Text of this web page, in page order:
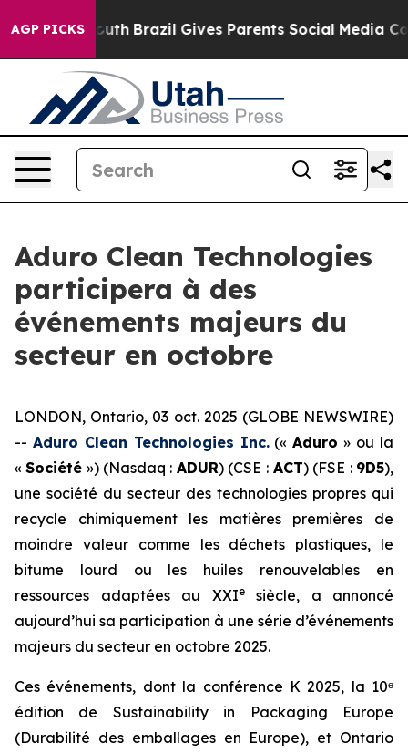
AGP PICKS
to Youth Brazil Gives Parents Social Media
Aduro Clean Technologies
participera à des
événements majeurs du
secteur en octobre
LONDON, Ontario, 03 oct. 2025 (GLOBE NEWSWIRE)
-- Aduro Clean Technologies Inc.(«Aduro » ou la
«Société ») (Nasdaq : ADUR) (CSE :ACT) (FSE : 9D5),
une société du secteur des technologies propres qui
recycle chimiquement les matières premières de
moindre valeur comme les déchets plastiques, le
bitume lourd ou les huiles renouvelables en
ressources adaptées au XXIesiècle, a annoncé
aujourd’hui sa participation à une série d’événements
majeurs du secteur en octobre 2025.
Ces événements, dont la conférence K 2025, la 10ᵉ
édition de Sustainability in Packaging Europe
(Durabilité des emballages en Europe), et Ontario